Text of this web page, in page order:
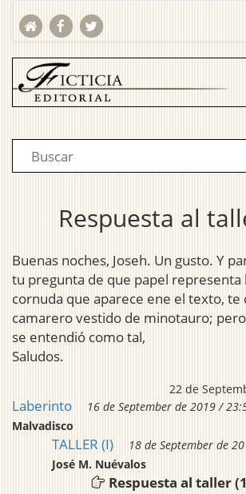
Respuesta al
Buenas noches, Joseh. Un gusto. Y
tu pregunta de que papel representa
cornuda que aparece ene el texto, te
camarero vestido de minotauro;
se entendió como tal,
Saludos.
22 de
Laberinto
16 de September de 2019 /
Malvadisco
TALLER (I)
18 de September de
José M. Nuévalos
Respuesta al taller